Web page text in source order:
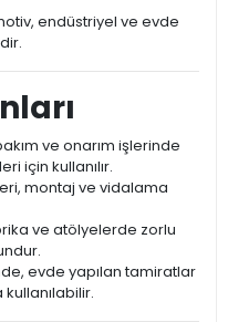
endüstriyel ve evde
ve onarım işlerinde
için kullanılır.
montaj ve vidalama
ve atölyelerde zorlu
evde yapılan tamiratlar